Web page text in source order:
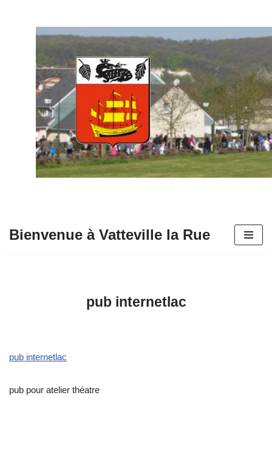
contenu
Bienvenue à Vatteville la Rue
pub internetlac
pub internetlac
pub pour atelier théatre